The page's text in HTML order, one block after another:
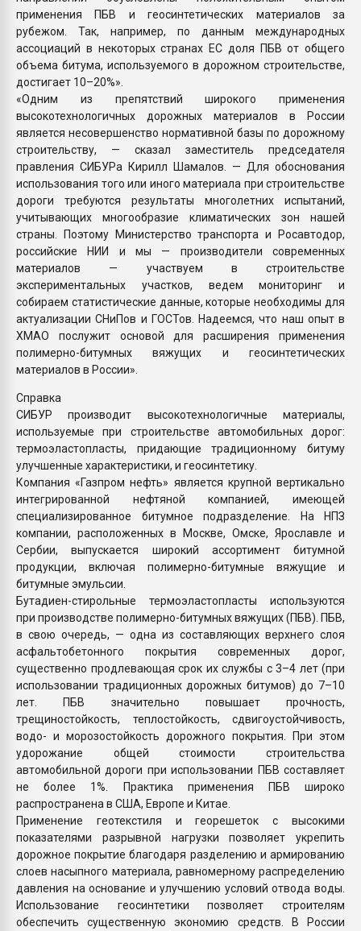
применения ПБВ и геосинтетических материалов за
рубежом. Так, например, по данным международных
ассоциаций в некоторых странах ЕС доля ПБВ от общего
объема битума, используемого в дорожном строительстве,
достигает 10–20%».
«Одним из препятствий широкого применения
высокотехнологичных дорожных материалов в России
является несовершенство нормативной базы по дорожному
строительству, — сказал заместитель председателя
правления СИБУРа Кирилл Шамалов. — Для обоснования
использования того или иного материала при строительстве
дороги требуются результаты многолетних испытаний,
учитывающих многообразие климатических зон нашей
страны. Поэтому Министерство транспорта и Росавтодор,
российские НИИ и мы — производители современных
материалов — участвуем в строительстве
экспериментальных участков, ведем мониторинг и
собираем статистические данные, которые необходимы для
актуализации СНиПов и ГОСТов. Надеемся, что наш опыт в
ХМАО послужит основой для расширения применения
полимерно-битумных вяжущих и геосинтетических
материалов в России».
Справка
СИБУР производит высокотехнологичные материалы,
используемые при строительстве автомобильных дорог:
термоэластопласты, придающие традиционному битуму
улучшенные характеристики, и геосинтетику.
Компания «Газпром нефть» является крупной вертикально
интегрированной нефтяной компанией, имеющей
специализированное битумное подразделение. На НПЗ
компании, расположенных в Москве, Омске, Ярославле и
Сербии, выпускается широкий ассортимент битумной
продукции, включая полимерно-битумные вяжущие и
битумные эмульсии.
Бутадиен-стирольные термоэластопласты используются
при производстве полимерно-битумных вяжущих (ПБВ). ПБВ,
в свою очередь, — одна из составляющих верхнего слоя
асфальтобетонного покрытия современных дорог,
существенно продлевающая срок их службы с 3–4 лет (при
использовании традиционных дорожных битумов) до 7–10
лет. ПБВ значительно повышает прочность,
трещиностойкость, теплостойкость, сдвигоустойчивость,
водо- и морозостойкость дорожного покрытия. При этом
удорожание общей стоимости строительства
автомобильной дороги при использовании ПБВ составляет
не более 1%. Практика применения ПБВ широко
распространена в США, Европе и Китае.
Применение геотекстиля и георешеток с высокими
показателями разрывной нагрузки позволяет укрепить
дорожное покрытие благодаря разделению и армированию
слоев насыпного материала, равномерному распределению
давления на основание и улучшению условий отвода воды.
Использование геосинтетики позволяет строителям
обеспечить существенную экономию средств. В России